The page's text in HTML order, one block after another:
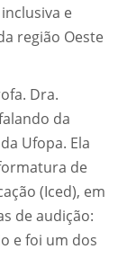
e
região Oeste
Dra.
da
Ufopa. Ela
de
(Iced), em
de audição:
e foi um dos